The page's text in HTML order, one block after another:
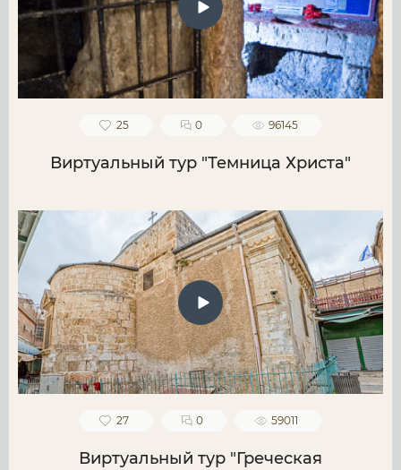
25 0 96145
Виртуальный тур "Темница Христа"
27 0 59011
Виртуальный тур "Греческая